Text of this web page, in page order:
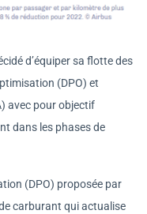
d’équiper sa flotte des
(DPO) et
avec pour objectif
dans les phases de
(DPO) proposée par
carburant qui actualise